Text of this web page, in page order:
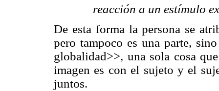
reacción a un estímulo
De esta forma la persona se
pero tampoco es una parte,
globalidad>>, una sola cosa
imagen es con el sujeto y el
juntos.